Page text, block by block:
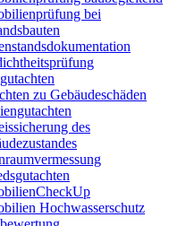
bei
zu Gebäudeschäden
des
Hochwasserschutz